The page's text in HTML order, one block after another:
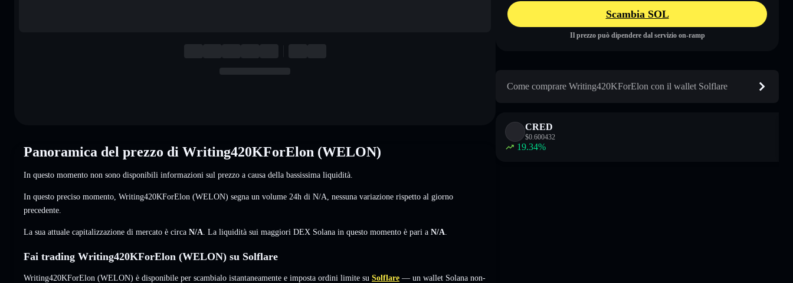
Panoramica del prezzo di Writing420KForElon (WELON)
In questo momento non sono disponibili informazioni sul prezzo a causa della bassissima liquidità.
In questo preciso momento, Writing420KForElon (WELON) segna un volume 24h di N/A nessuna variazione rispetto al giorno
precedente.
La sua attuale capitalizzazione di mercato è circa N/A . La liquidità sui maggiori DEX Solana in questo momento è pari a N/A
Fai trading Writing420KForElon (WELON) su Solflare
Writing420KForElon (WELON) è disponibile per scambialo istantaneamente e imposta ordini limite su Solflare — un wallet Solana non-
Scambia SOL
Il prezzo può dipendere dal servizio on-ramp
Come comprare Writing420KForElon con il wallet Solflare
CRED
$0.600432
19.34%